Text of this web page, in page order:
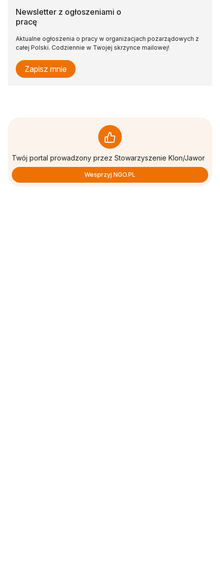
Newsletter z ogłoszeniami o
pracę
Aktualne ogłoszenia o pracy w organizacjach pozarządowych z
całej Polski. Codziennie w Twojej skrzynce mailowej!
Zapisz mnie
Twój portal prowadzony przez Stowarzyszenie Klon/Jawor
Wesprzyj NGO.PL